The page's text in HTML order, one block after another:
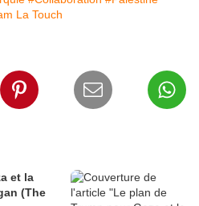
La Touch
et la
(The